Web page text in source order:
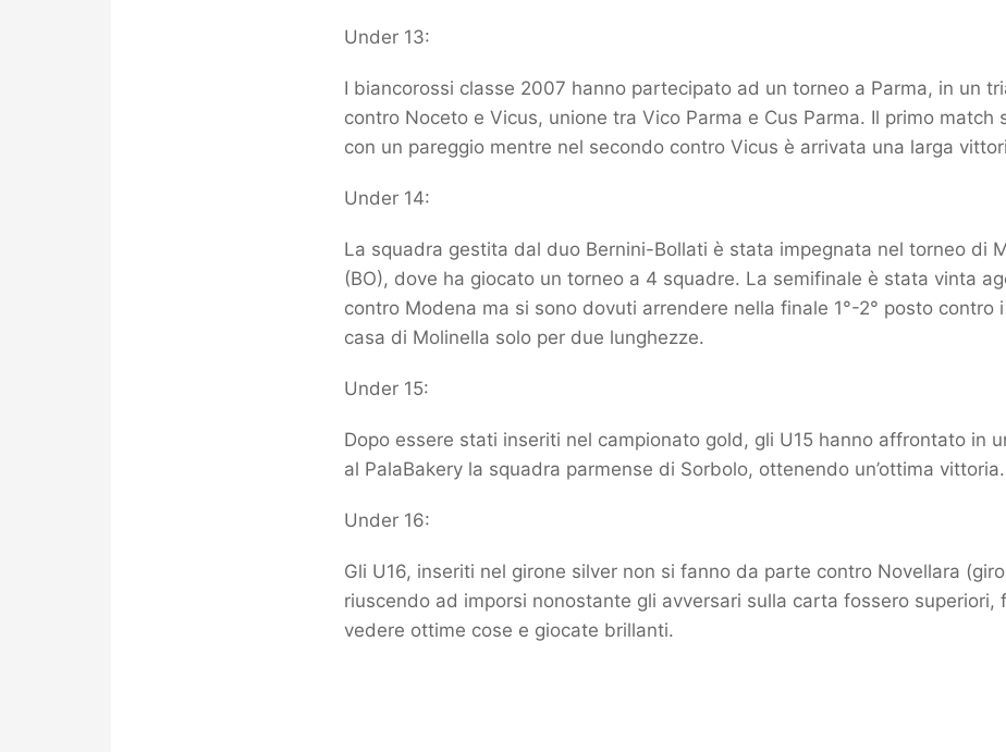
Under 13:
I biancorossi classe 2007 hanno partecipato ad un torneo a Parma, in un
contro Noceto e Vicus, unione tra Vico Parma e Cus Parma. Il primo match
con un pareggio mentre nel secondo contro Vicus è arrivata una larga
Under 14:
La squadra gestita dal duo Bernini-Bollati è stata impegnata nel torneo di
(BO), dove ha giocato un torneo a 4 squadre. La semifinale è stata vinta
contro Modena ma si sono dovuti arrendere nella finale 1°-2° posto contro
casa di Molinella solo per due lunghezze.
Under 15:
Dopo essere stati inseriti nel campionato gold, gli U15 hanno affrontato in
al PalaBakery la squadra parmense di Sorbolo, ottenendo un’ottima vittoria.
Under 16:
Gli U16, inseriti nel girone silver non si fanno da parte contro Novellara
riuscendo ad imporsi nonostante gli avversari sulla carta fossero superiori,
vedere ottime cose e giocate brillanti.